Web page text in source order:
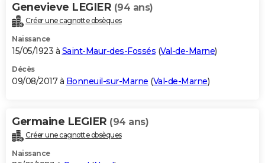
Genevieve LEGIER (94 ans)
Créer une cagnotte obsèques
Naissance
15/05/1923 à Saint-Maur-des-Fossés (Val-de-Marne)
Décès
09/08/2017 à Bonneuil-sur-Marne (Val-de-Marne)
Germaine LEGIER (94 ans)
Créer une cagnotte obsèques
Naissance